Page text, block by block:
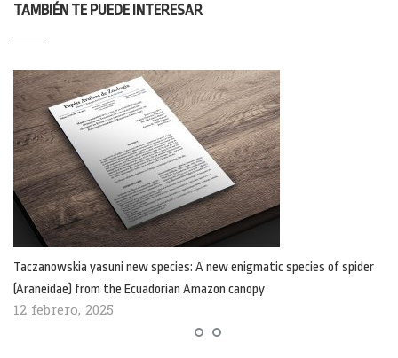
TAMBIÉN TE PUEDE INTERESAR
Taczanowskia yasuni new species: A new enigmatic species of spider
(Araneidae) from the Ecuadorian Amazon canopy
12 febrero, 2025